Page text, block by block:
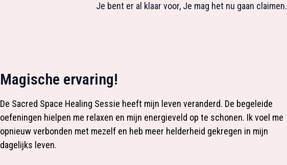
Je bent er al klaar voor, Je mag het nu gaan claimen.
Magische ervaring!
De Sacred Space Healing Sessie heeft mijn leven veranderd. De begeleide
oefeningen hielpen me relaxen en mijn energieveld op te schonen. Ik voel me
opnieuw verbonden met mezelf en heb meer helderheid gekregen in mijn
dagelijks leven.